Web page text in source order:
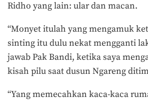
Ridho yang lain: ular dan macan.
“Monyet itulah yang mengamuk
sinting itu dulu nekat mengganti
jawab Pak Bandi, ketika saya
kisah pilu saat dusun Ngareng
“Yang memecahkan kaca-kaca